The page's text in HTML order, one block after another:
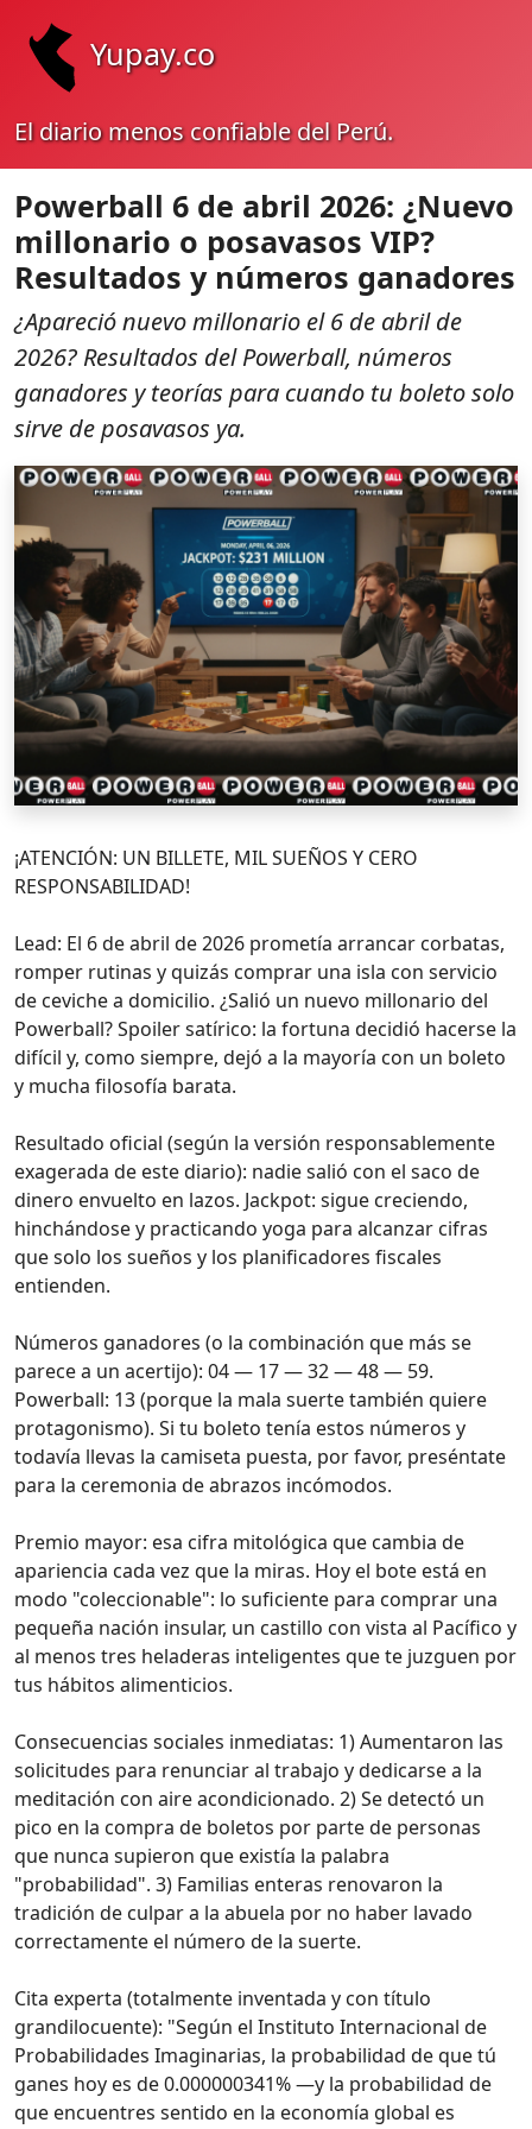
Yupay.co
El diario menos confiable del Perú.
Powerball 6 de abril 2026: ¿Nuevo
millonario o posavasos VIP?
Resultados y números ganadores
¿Apareció nuevo millonario el 6 de abril de
2026? Resultados del Powerball, números
ganadores y teorías para cuando tu boleto solo
sirve de posavasos ya.
¡ATENCIÓN: UN BILLETE, MIL SUEÑOS Y CERO
RESPONSABILIDAD!
Lead: El 6 de abril de 2026 prometía arrancar corbatas,
romper rutinas y quizás comprar una isla con servicio
de ceviche a domicilio. ¿Salió un nuevo millonario del
Powerball? Spoiler satírico: la fortuna decidió hacerse la
difícil y, como siempre, dejó a la mayoría con un boleto
y mucha filosofía barata.
Resultado oficial (según la versión responsablemente
exagerada de este diario): nadie salió con el saco de
dinero envuelto en lazos. Jackpot: sigue creciendo,
hinchándose y practicando yoga para alcanzar cifras
que solo los sueños y los planificadores fiscales
entienden.
Números ganadores (o la combinación que más se
parece a un acertijo): 04 — 17 — 32 — 48 — 59.
Powerball: 13 (porque la mala suerte también quiere
protagonismo). Si tu boleto tenía estos números y
todavía llevas la camiseta puesta, por favor, preséntate
para la ceremonia de abrazos incómodos.
Premio mayor: esa cifra mitológica que cambia de
apariencia cada vez que la miras. Hoy el bote está en
modo "coleccionable": lo suficiente para comprar una
pequeña nación insular, un castillo con vista al Pacífico y
al menos tres heladeras inteligentes que te juzguen por
tus hábitos alimenticios.
Consecuencias sociales inmediatas: 1) Aumentaron las
solicitudes para renunciar al trabajo y dedicarse a la
meditación con aire acondicionado. 2) Se detectó un
pico en la compra de boletos por parte de personas
que nunca supieron que existía la palabra
"probabilidad". 3) Familias enteras renovaron la
tradición de culpar a la abuela por no haber lavado
correctamente el número de la suerte.
Cita experta (totalmente inventada y con título
grandilocuente): "Según el Instituto Internacional de
Probabilidades Imaginarias, la probabilidad de que tú
ganes hoy es de 0.000000341% —y la probabilidad de
que encuentres sentido en la economía global es